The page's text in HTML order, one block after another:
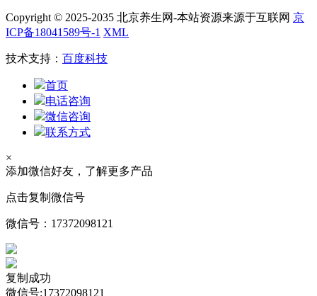
Copyright © 2025-2035 北京养生网-本站资源来源于互联网 京
ICP备18041589号-1 XML
技术支持： 百度科技
首页
电话咨询
微信咨询
联系方式
×
添加微信好友，了解更多产品
点击复制微信号
微信号： 17372098121
复制成功
微信号:17372098121